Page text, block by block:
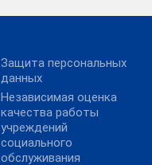
Защита персональных
данных
Независимая оценка
качества работы
учреждений
социального
обслуживания